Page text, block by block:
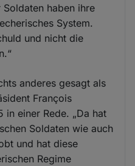
haben ihre
System.
und nicht die
anderes gesagt als
François
in einer Rede. „Da hat
Soldaten wie auch
und hat diese
Regime